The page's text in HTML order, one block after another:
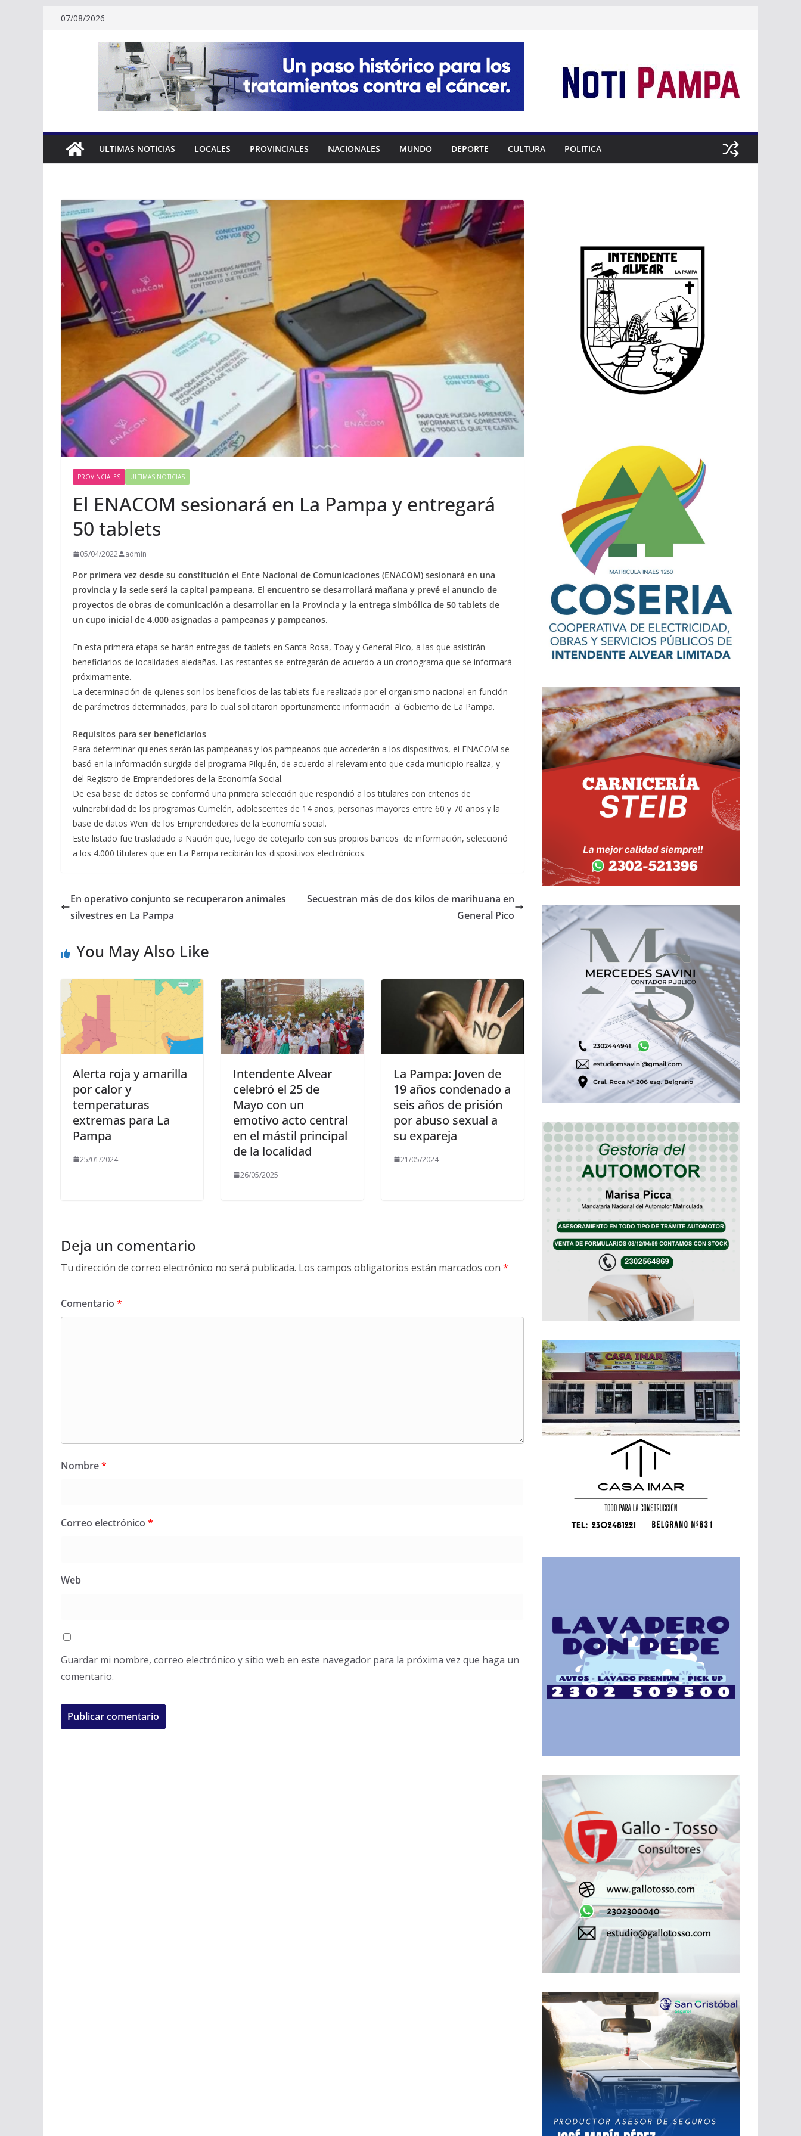
07/08/2026
ULTIMAS NOTICIAS LOCALES PROVINCIALES NACIONALES MUNDO DEPORTE CULTURA POLITICA
PROVINCIALES ULTIMAS NOTICIAS
El ENACOM sesionará en La Pampa y entregará
50 tablets
05/04/2022 admin
Por primera vez desde su constitución el Ente Nacional de Comunicaciones (ENACOM) sesionará en una
provincia y la sede será la capital pampeana. El encuentro se desarrollará mañana y prevé el anuncio de
proyectos de obras de comunicación a desarrollar en la Provincia y la entrega simbólica de 50 tablets de
un cupo inicial de 4.000 asignadas a pampeanas y pampeanos.
En esta primera etapa se harán entregas de tablets en Santa Rosa, Toay y General Pico, a las que asistirán
beneficiarios de localidades aledañas. Las restantes se entregarán de acuerdo a un cronograma que se informará
próximamente.
La determinación de quienes son los beneficios de las tablets fue realizada por el organismo nacional en función
de parámetros determinados, para lo cual solicitaron oportunamente información al Gobierno de La Pampa.
Requisitos para ser beneficiarios
Para determinar quienes serán las pampeanas y los pampeanos que accederán a los dispositivos, el ENACOM se
basó en la información surgida del programa Pilquén, de acuerdo al relevamiento que cada municipio realiza, y
del Registro de Emprendedores de la Economía Social.
De esa base de datos se conformó una primera selección que respondió a los titulares con criterios de
vulnerabilidad de los programas Cumelén, adolescentes de 14 años, personas mayores entre 60 y 70 años y la
base de datos Weni de los Emprendedores de la Economía social.
Este listado fue trasladado a Nación que, luego de cotejarlo con sus propios bancos de información, seleccionó
a los 4.000 titulares que en La Pampa recibirán los dispositivos electrónicos.
En operativo conjunto se recuperaron animales
silvestres en La Pampa
Secuestran más de dos kilos de marihuana en
General Pico
You May Also Like
Alerta roja y amarilla
por calor y
temperaturas
extremas para La
Pampa
25/01/2024
Intendente Alvear
celebró el 25 de
Mayo con un
emotivo acto central
en el mástil principal
de la localidad
26/05/2025
La Pampa: Joven de
19 años condenado a
seis años de prisión
por abuso sexual a
su expareja
21/05/2024
Deja un comentario
Tu dirección de correo electrónico no será publicada. Los campos obligatorios están marcados con *
Comentario *
Nombre*
Correo electrónico *
Web
Guardar mi nombre, correo electrónico y sitio web en este navegador para la próxima vez que haga un
comentario.